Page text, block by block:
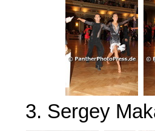
3. Sergey